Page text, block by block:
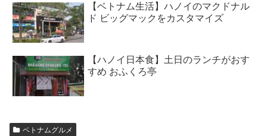
【ベトナム生活】ハノイのマクドナル
ド ビッグマックをカスタマイズ
【ハノイ日本食】土日のランチがおす
すめ おふくろ亭
ベトナムグルメ